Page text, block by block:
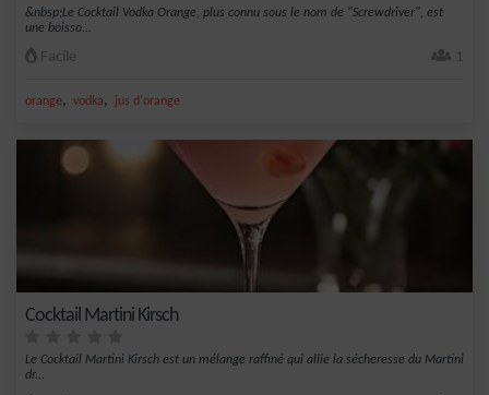
&nbsp;Le Cocktail Vodka Orange, plus connu sous le nom de "Screwdriver", est
une boisso...
Facile 1
orange, vodka, jus d'orange
Cocktail Martini Kirsch
Le Cocktail Martini Kirsch est un mélange raffiné qui allie la sécheresse du Martini
dr...